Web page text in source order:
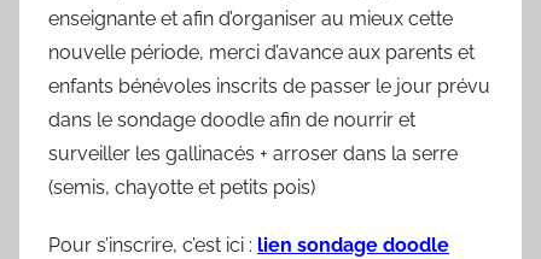
enseignante et afin d’organiser au mieux cette
nouvelle période, merci d’avance aux parents et
enfants bénévoles inscrits de passer le jour prévu
dans le sondage doodle afin de nourrir et
surveiller les gallinacés + arroser dans la serre
(semis, chayotte et petits pois)
Pour s’inscrire, c’est ici : lien sondage doodle